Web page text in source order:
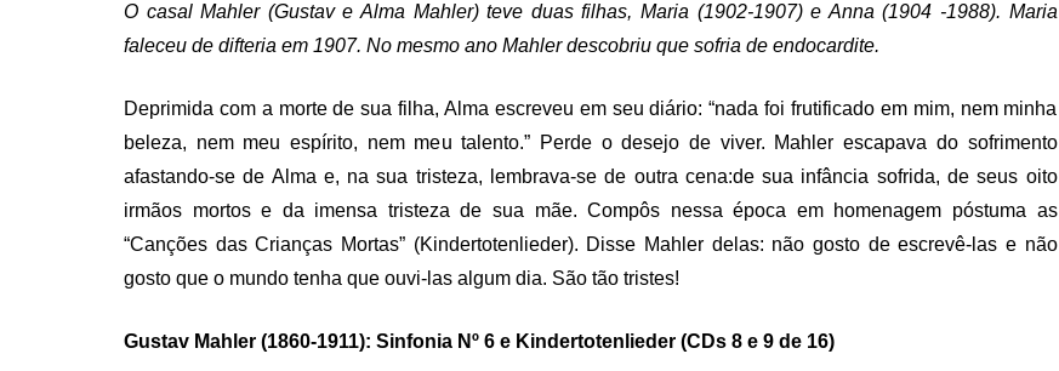
O casal Mahler (Gustav e Alma Mahler) teve duas filhas, Maria (1902-1907) e Anna (1904 -1988). Maria
faleceu de difteria em 1907. No mesmo ano Mahler descobriu que sofria de endocardite.
Deprimida com a morte de sua filha, Alma escreveu em seu diário: “nada foi frutificado em mim, nem minha
beleza, nem meu espírito, nem meu talento.” Perde o desejo de viver. Mahler escapava do sofrimento
afastando-se de Alma e, na sua tristeza, lembrava-se de outra cena:de sua infância sofrida, de seus oito
irmãos mortos e da imensa tristeza de sua mãe. Compôs nessa época em homenagem póstuma as
“Canções das Crianças Mortas” (Kindertotenlieder). Disse Mahler delas: não gosto de escrevê-las e não
gosto que o mundo tenha que ouvi-las algum dia. São tão tristes!
Gustav Mahler (1860-1911): Sinfonia Nº 6 e Kindertotenlieder (CDs 8 e 9 de 16)